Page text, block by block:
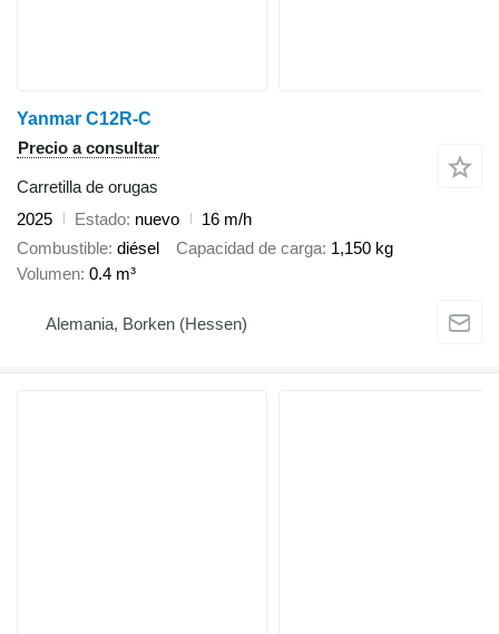
Yanmar C12R-C
Precio a consultar
Carretilla de orugas
2025
Estado nuevo
16 m/h
Combustible diésel Capacidad de carga 1,150 kg
Volumen 0.4 m³
Alemania, Borken (Hessen)